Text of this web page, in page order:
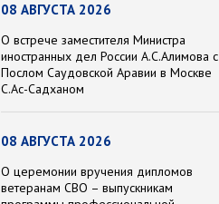
08 АВГУСТА 2026
О встрече заместителя Министра
иностранных дел России А.С.Алимова с
Послом Саудовской Аравии в Москве
С.Ас-Садханом
08 АВГУСТА 2026
О церемонии вручения дипломов
ветеранам СВО – выпускникам